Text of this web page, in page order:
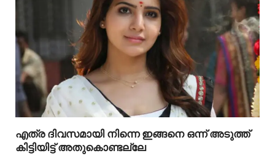
എത്ര ദിവസമായി നിന്നെ ഇങ്ങനെ ഒന്ന് അടുത്ത്
കിട്ടിയിട്ട് അതുകൊണ്ടല്ലേ